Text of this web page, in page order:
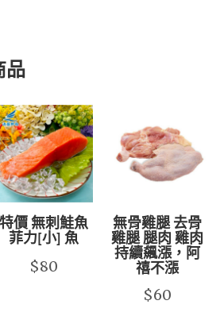
品
特價 無刺鮭魚
菲力[小] 魚
$80
無骨雞腿 去骨
雞腿 腿肉 雞肉
持續飆漲，阿
禧不漲
$60